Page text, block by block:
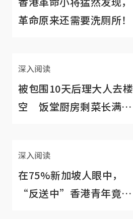
革命原来还需要洗厕所！
深入阅读
被包围10天后理大人去楼
空 饭堂厨房剩菜长满蛆
深入阅读
在75%新加坡人眼中，
“反送中”香港青年竟然